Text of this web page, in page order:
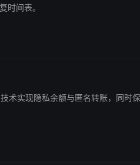
时间表。
术实现隐私余额与匿名转账，同时